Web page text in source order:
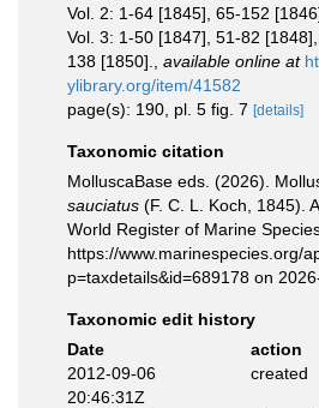
Vol. 2: 1-64 [1845], 65-152
Vol. 3: 1-50 [1847], 51-82
138 [1850].
available online at
ylibrary.org/item/41582
page(s): 190, pl. 5 fig. 7 [details]
Taxonomic citation
MolluscaBase eds. (2026).
sauciatus (F. C. L. Koch, 1845).
World Register of Marine
https://www.marinespecies.org/
p=taxdetails&id=689178 on
Taxonomic edit history
Date
action
2012-09-06
20:46:31Z
created